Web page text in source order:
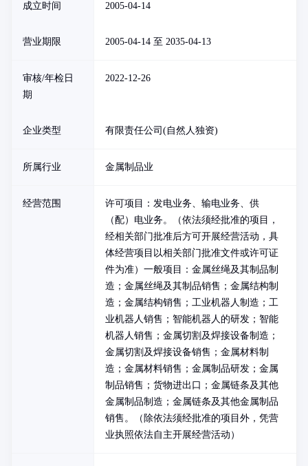
成立时间 2005-04-14
营业期限 2005-04-14 至 2035-04-13
审核/年检日
期
2022-12-26
企业类型 有限责任公司(自然人独资)
所属行业 金属制品业
经营范围
许可项目：发电业务、输电业务、供
（配）电业务。（依法须经批准的项目，
经相关部门批准后方可开展经营活动，具
体经营项目以相关部门批准文件或许可证
件为准）一般项目：金属丝绳及其制品制
造；金属丝绳及其制品销售；金属结构制
造；金属结构销售；工业机器人制造；工
业机器人销售；智能机器人的研发；智能
机器人销售；金属切割及焊接设备制造；
金属切割及焊接设备销售；金属材料制
造；金属材料销售；金属制品研发；金属
制品销售；货物进出口；金属链条及其他
金属制品制造；金属链条及其他金属制品
销售。（除依法须经批准的项目外，凭营
业执照依法自主开展经营活动）